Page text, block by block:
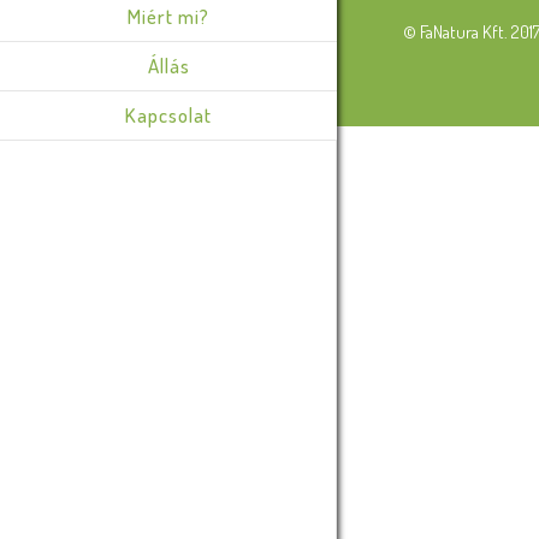
Miért mi?
Állás
Kapcsolat
© FaNatura Kft.